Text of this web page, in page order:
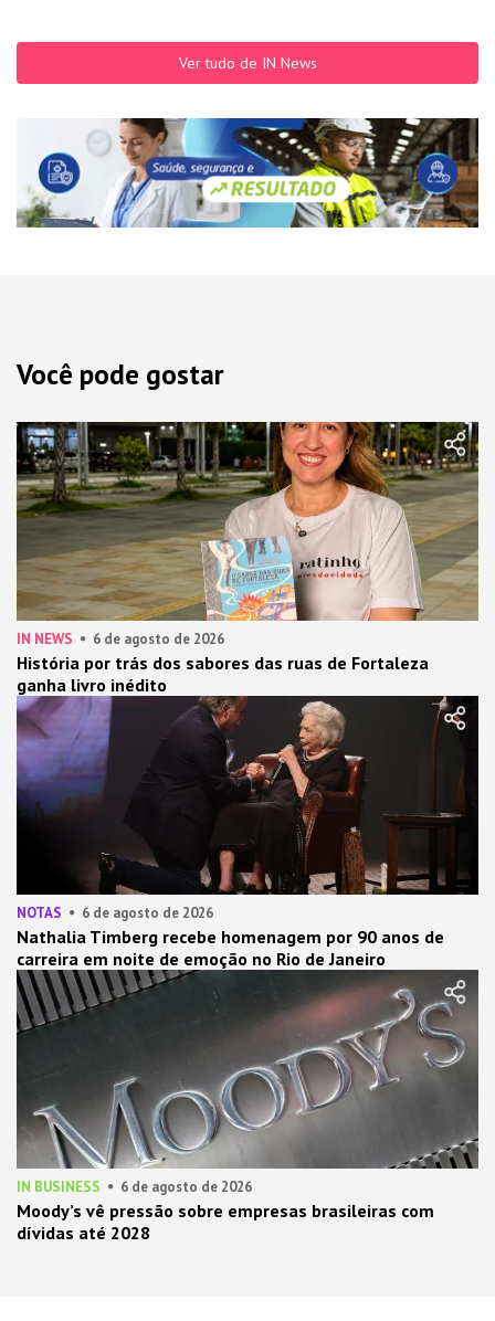
Ver tudo de IN News
Você pode gostar
IN NEWS 6 de agosto de 2026
História por trás dos sabores das ruas de Fortaleza
ganha livro inédito
NOTAS 6 de agosto de 2026
Nathalia Timberg recebe homenagem por 90 anos de
carreira em noite de emoção no Rio de Janeiro
IN BUSINESS 6 de agosto de 2026
Moody’s vê pressão sobre empresas brasileiras com
dívidas até 2028